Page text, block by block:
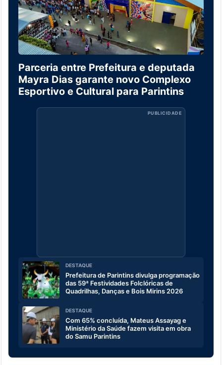
Parceria entre Prefeitura e deputada
Mayra Dias garante novo Complexo
Esportivo e Cultural para Parintins
PUBLICIDADE
DESTAQUE
Prefeitura de Parintins divulga programação
das 59ª Festividades Folclóricas de
Quadrilhas, Danças e Bois Mirins 2026
DESTAQUE
Com 65% concluída, Mateus Assayag e
Ministério da Saúde fazem visita em obra
do Samu Parintins